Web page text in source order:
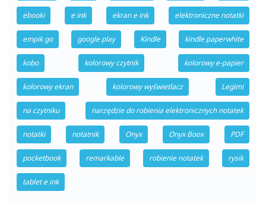
ebooki e ink ekran e ink elektroniczne notatki
empik go google play Kindle kindle paperwhite
kobo kolorowy czytnik kolorowy e-papier
kolorowy ekran kolorowy wyświetlacz Legimi
na czytniku narzędzie do robienia elektronicznych notatek
notatki notatnik Onyx Onyx Boox PDF
pocketbook remarkable robienie notatek rysik
tablet e ink